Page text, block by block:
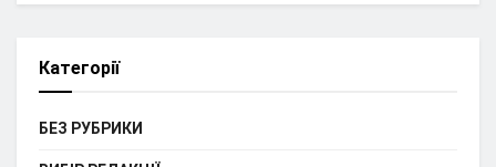
Категорії
БЕЗ РУБРИКИ